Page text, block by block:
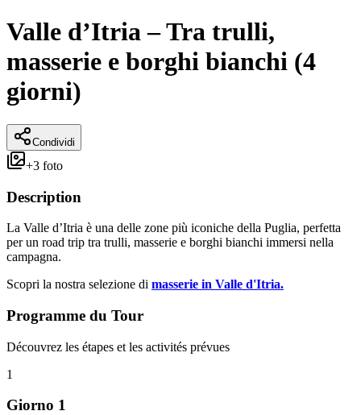
Valle d’Itria – Tra trulli,
masserie e borghi bianchi (4
giorni)
Condividi
+3 foto
Description
La Valle d’Itria è una delle zone più iconiche della Puglia, perfetta
per un road trip tra trulli, masserie e borghi bianchi immersi nella
campagna.
Scopri la nostra selezione di masserie in Valle d'Itria.
Programme du Tour
Découvrez les étapes et les activités prévues
1
Giorno 1